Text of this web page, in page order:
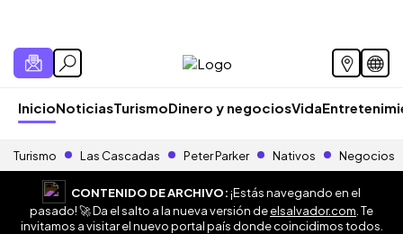
InicioNoticiasTurismoDinero y negociosVida
Turismo Las Cascadas Peter Parker Nativos Negocios
CONTENIDO DE ARCHIVO:¡Estás navegando en el
pasado! 🚀 Da el salto a la nueva versión deelsalvador.com . Te
invitamos a visitar el nuevo portal país donde coincidimos todos.